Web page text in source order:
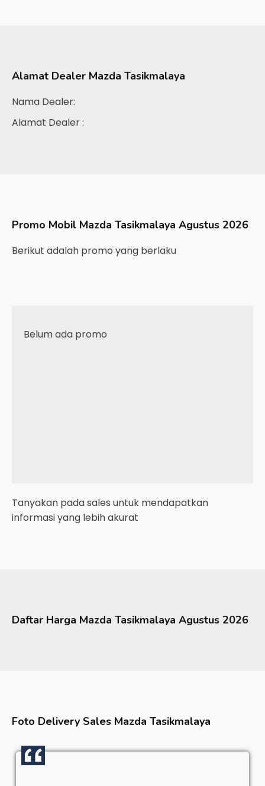
Alamat Dealer Mazda Tasikmalaya
Nama Dealer:
Alamat Dealer :
Promo Mobil Mazda Tasikmalaya Agustus 2026
Berikut adalah promo yang berlaku
Belum ada promo
Tanyakan pada sales untuk mendapatkan
informasi yang lebih akurat
Daftar Harga Mazda Tasikmalaya Agustus 2026
Foto Delivery Sales Mazda Tasikmalaya